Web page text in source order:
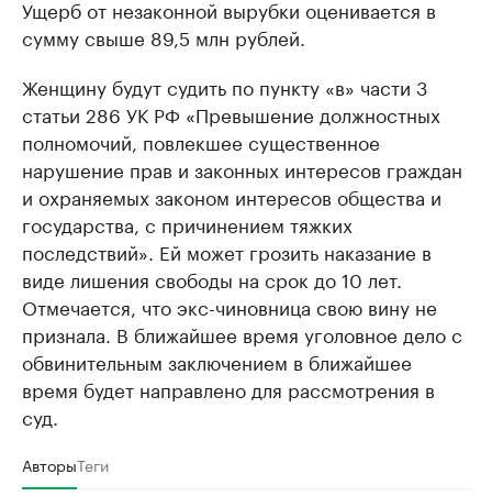
Ущерб от незаконной вырубки оценивается в
сумму свыше 89,5 млн рублей.
Женщину будут судить по пункту «в» части 3
статьи 286 УК РФ «Превышение должностных
полномочий, повлекшее существенное
нарушение прав и законных интересов граждан
и охраняемых законом интересов общества и
государства, с причинением тяжких
последствий». Ей может грозить наказание в
виде лишения свободы на срок до 10 лет.
Отмечается, что экс-чиновница свою вину не
признала. В ближайшее время уголовное дело с
обвинительным заключением в ближайшее
время будет направлено для рассмотрения в
суд.
АвторыТеги